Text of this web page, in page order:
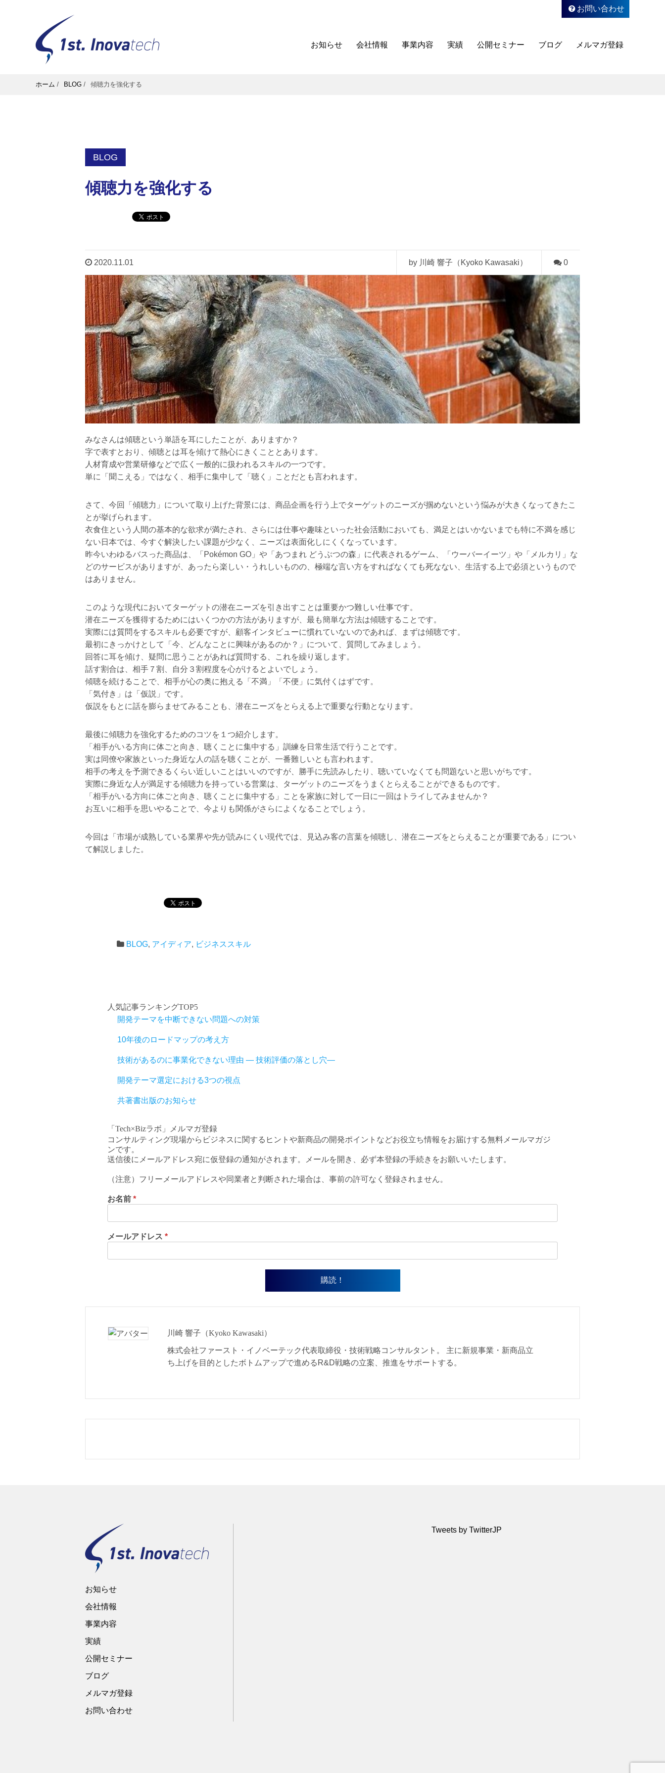
お問い合わせ
お知らせ 会社情報 事業内容 実績 公開セミナー ブログ メルマガ登録
ホーム / BLOG / 傾聴力を強化する
BLOG
傾聴力を強化する
2020.11.01 by 川崎 響子（Kyoko Kawasaki） 0
みなさんは傾聴という単語を耳にしたことが、ありますか？
字で表すとおり、傾聴とは耳を傾けて熱心にきくこととあります。
人材育成や営業研修などで広く一般的に扱われるスキルの一つです。
単に「聞こえる」ではなく、相手に集中して「聴く」ことだとも言われます。
さて、今回「傾聴力」について取り上げた背景には、商品企画を行う上でターゲットのニーズが掴めないという悩みが大きくなってきたこ
とが挙げられます。
衣食住という人間の基本的な欲求が満たされ、さらには仕事や趣味といった社会活動においても、満足とはいかないまでも特に不満を感じ
ない日本では、今すぐ解決したい課題が少なく、ニーズは表面化しにくくなっています。
昨今いわゆるバスった商品は、「Pokémon GO」や「あつまれ どうぶつの森」に代表されるゲーム、「ウーバーイーツ」や「メルカリ」な
どのサービスがありますが、あったら楽しい・うれしいものの、極端な言い方をすればなくても死なない、生活する上で必須というもので
はありません。
このような現代においてターゲットの潜在ニーズを引き出すことは重要かつ難しい仕事です。
潜在ニーズを獲得するためにはいくつかの方法がありますが、最も簡単な方法は傾聴することです。
実際には質問をするスキルも必要ですが、顧客インタビューに慣れていないのであれば、まずは傾聴です。
最初にきっかけとして「今、どんなことに興味があるのか？」について、質問してみましょう。
回答に耳を傾け、疑問に思うことがあれば質問する、これを繰り返します。
話す割合は、相手７割、自分３割程度を心がけるとよいでしょう。
傾聴を続けることで、相手が心の奥に抱える「不満」「不便」に気付くはずです。
「気付き」は「仮説」です。
仮説をもとに話を膨らませてみることも、潜在ニーズをとらえる上で重要な行動となります。
最後に傾聴力を強化するためのコツを１つ紹介します。
「相手がいる方向に体ごと向き、聴くことに集中する」訓練を日常生活で行うことです。
実は同僚や家族といった身近な人の話を聴くことが、一番難しいとも言われます。
相手の考えを予測できるくらい近しいことはいいのですが、勝手に先読みしたり、聴いていなくても問題ないと思いがちです。
実際に身近な人が満足する傾聴力を持っている営業は、ターゲットのニーズをうまくとらえることができるものです。
「相手がいる方向に体ごと向き、聴くことに集中する」ことを家族に対して一日に一回はトライしてみませんか？
お互いに相手を思いやることで、今よりも関係がさらによくなることでしょう。
今回は「市場が成熟している業界や先が読みにくい現代では、見込み客の言葉を傾聴し、潜在ニーズをとらえることが重要である」につい
て解説しました。
BLOG, アイディア, ビジネススキル
人気記事ランキングTOP5
開発テーマを中断できない問題への対策
10年後のロードマップの考え方
技術があるのに事業化できない理由 ― 技術評価の落とし穴―
開発テーマ選定における3つの視点
共著書出版のお知らせ
「Tech×Bizラボ」メルマガ登録
コンサルティング現場からビジネスに関するヒントや新商品の開発ポイントなどお役立ち情報をお届けする無料メールマガジ
ンです。
送信後にメールアドレス宛に仮登録の通知がされます。メールを開き、必ず本登録の手続きをお願いいたします。
（注意）フリーメールアドレスや同業者と判断された場合は、事前の許可なく登録されません。
お名前 *
メールアドレス *
川崎 響子（Kyoko Kawasaki）
株式会社ファースト・イノベーテック代表取締役・技術戦略コンサルタント。 主に新規事業・新商品立
ち上げを目的としたボトムアップで進めるR&D戦略の立案、推進をサポートする。
お知らせ
会社情報
事業内容
実績
公開セミナー
ブログ
メルマガ登録
お問い合わせ
Tweets by TwitterJP